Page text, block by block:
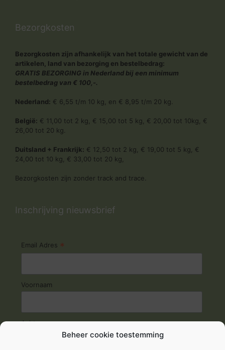
Beheer cookie toestemming
Bezorgkosten
Bezorgkosten zijn afhankelijk van het totale gewicht van de
artikelen, land van bezorging en bestelbedrag:
GRATIS BEZORGING in Nederland bij een minimum
bestelbedrag van € 100,-.
Nederland: € 6,55 t/m 10 kg, en € 8,95 t/m 20 kg.
België: € 11,00 tot 2 kg, € 15,00 tot 5 kg, € 20,00 tot 10kg, €
26,00 tot 20 kg.
Duitsland + Frankrijk: € 12,50 tot 2 kg, € 19,00 tot 5 kg, €
24,00 tot 10 kg, € 33,00 tot 20 kg,
Bezorgkosten zijn zonder track and trace.
Inschrijving nieuwsbrief
Email Adres *
Voornaam
Achternaam